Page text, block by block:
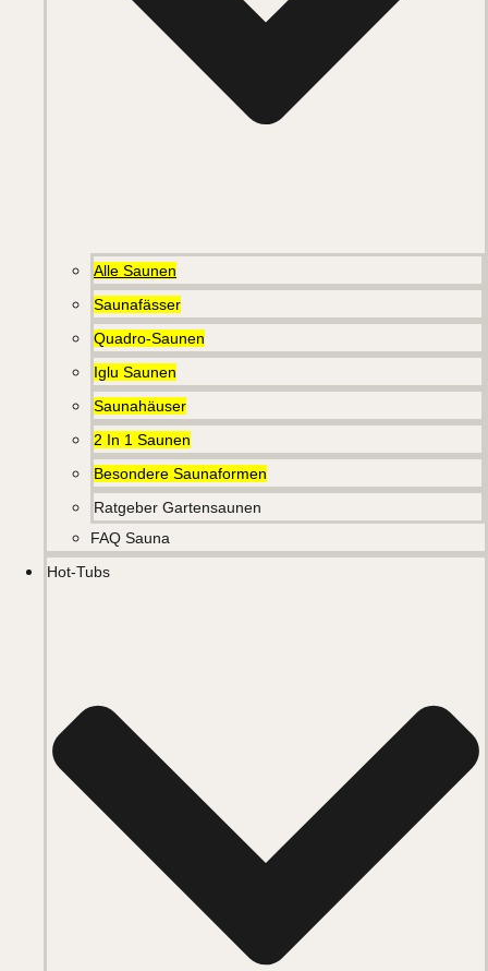
Alle Saunen
Saunafässer
Quadro-Saunen
Iglu Saunen
Saunahäuser
2 In 1 Saunen
Besondere Saunaformen
Ratgeber Gartensaunen
FAQ Sauna
Hot-Tubs